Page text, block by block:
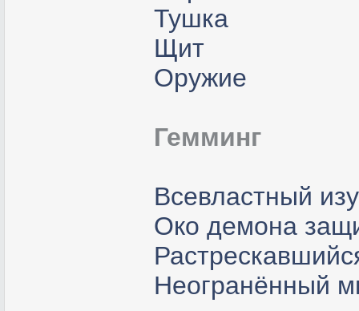
Тушка
Щит
Оружие
Гемминг
Всевластный
Око демона
Неогранённый